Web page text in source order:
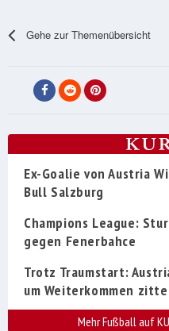
Gehe zur Themenübersicht
Ex-Goalie von Austria
Bull Salzburg
Champions League:
gegen Fenerbahce
Trotz Traumstart:
um Weiterkommen
Mehr Fußball auf